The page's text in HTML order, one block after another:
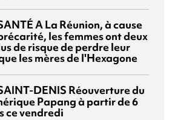
A La Réunion, à cause
les femmes ont deux
de risque de perdre leur
les mères de l'Hexagone
DENIS Réouverture du
Papang à partir de 6
ce vendredi